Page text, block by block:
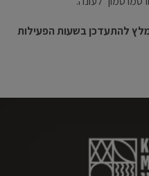
להתעדכן בשעות הפעילות